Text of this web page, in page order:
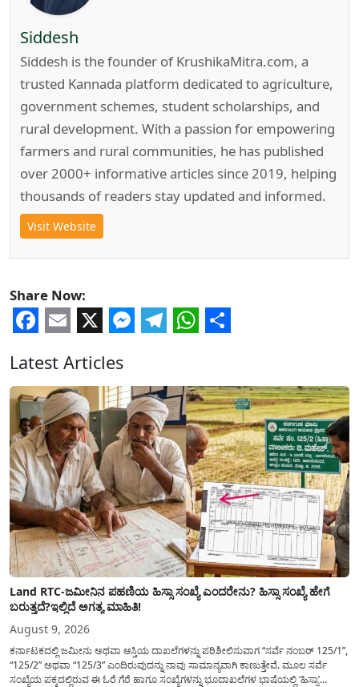
Siddesh
Siddesh is the founder of KrushikaMitra.com, a
trusted Kannada platform dedicated to agriculture,
government schemes, student scholarships, and
rural development. With a passion for empowering
farmers and rural communities, he has published
over 2000+ informative articles since 2019, helping
thousands of readers stay updated and informed.
Visit Website
Share Now:
Latest Articles
Land RTC-ಜಮೀನಿನ ಪಹಣಿಯ ಹಿಸ್ಸಾ ಸಂಖ್ಯೆ ಎಂದರೇನು? ಹಿಸ್ಸಾ ಸಂಖ್ಯೆ ಹೇಗೆ
ಬರುತ್ತದೆ?ಇಲ್ಲಿದೆ ಅಗತ್ಯ ಮಾಹಿತಿ!
August 9, 2026
ಕರ್ನಾಟಕದಲ್ಲಿ ಜಮೀನು ಅಥವಾ ಆಸ್ತಿಯ ದಾಖಲೆಗಳನ್ನು ಪರಿಶೀಲಿಸುವಾಗ “ಸರ್ವೆ ನಂಬರ್ 125/1”,
“125/2” ಅಥವಾ “125/3” ಎಂದಿರುವುದನ್ನು ನಾವು ಸಾಮಾನ್ಯ​ವಾಗಿ ಕಾಣುತ್ತೇವೆ. ಮೂಲ ಸರ್ವೆ
ಸಂಖ್ಯೆಯ ಪಕ್ಕದಲ್ಲಿರುವ ಈ ಓರೆ ಗೆರೆ ಹಾಗೂ ಸಂಖ್ಯೆಗಳನ್ನು ಭೂದಾಖಲೆಗಳ ಭಾಷೆಯಲ್ಲಿ ‘ಹಿಸ್ಸಾ’